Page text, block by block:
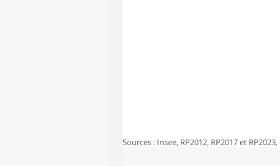
Sources : Insee, RP2012, RP2017 et